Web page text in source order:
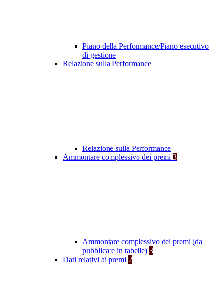
Piano della Performance/Piano esecutivo
di gestione
Relazione sulla Performance
Relazione sulla Performance
Ammontare complessivo dei premi 3
Ammontare complessivo dei premi (da
pubblicare in tabelle) 3
Dati relativi ai premi 2